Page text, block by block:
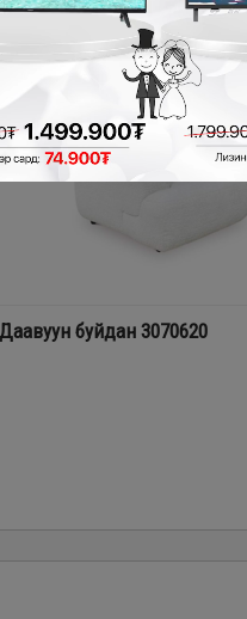
буйдан 3070620